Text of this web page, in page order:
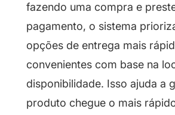
fazendo uma compra e
pagamento, o sistema
opções de entrega mais
convenientes com base na
disponibilidade. Isso ajuda a
produto chegue o mais